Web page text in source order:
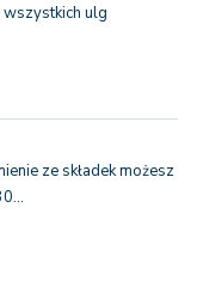
ulg
ze składek możesz